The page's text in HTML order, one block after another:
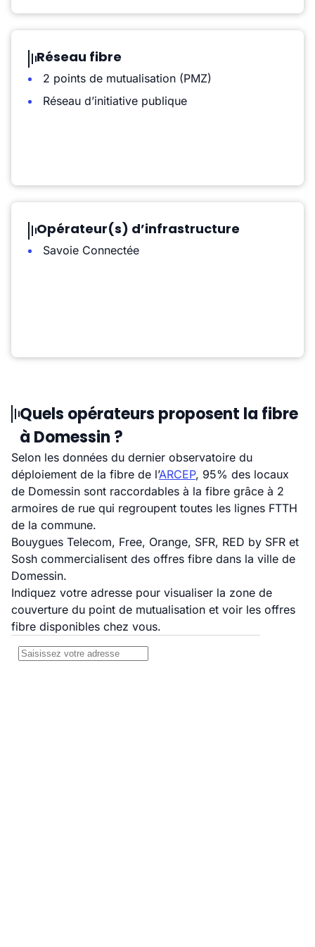
Réseau fibre
2 points de mutualisation (PMZ)
Réseau d’initiative publique
Opérateur(s) d’infrastructure
Savoie Connectée
Quels opérateurs proposent la fibre
à Domessin ?
Selon les données du dernier observatoire du
déploiement de la fibre de l’ARCEP, 95% des locaux
de Domessin sont raccordables à la fibre grâce à 2
armoires de rue qui regroupent toutes les lignes FTTH
de la commune.
Bouygues Telecom, Free, Orange, SFR, RED by SFR et
Sosh commercialisent des offres fibre dans la ville de
Domessin.
Indiquez votre adresse pour visualiser la zone de
couverture du point de mutualisation et voir les offres
fibre disponibles chez vous.